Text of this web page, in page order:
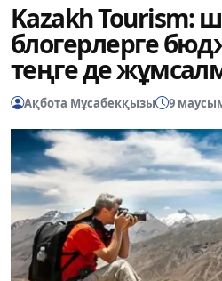
Kazakh Tourism:
блогерлерге
теңге де
Ақбота Мұсабекқызы 9